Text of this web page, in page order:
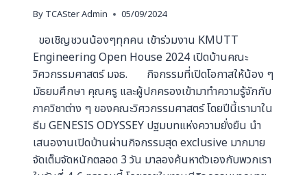
By TCASter Admin 05/09/2024
ขอเชิญชวนน้องๆทุกคน เข้าร่วมงาน KMUTT
Engineering Open House 2024 เปิดบ้านคณะ
วิศวกรรมศาสตร์ มจธ. กิจกรรมที่เปิดโอกาสให้น้อง ๆ
มัธยมศึกษา คุณครู และผู้ปกครองเข้ามาทำความรู้จักกับ
ภาควิชาต่าง ๆ ของคณะวิศวกรรมศาสตร์ โดยปีนี้เรามาใน
ธีม GENESIS ODYSSEY ปฐมบทแห่งความยั่งยืน นำ
เสนองานเปิดบ้านผ่านกิจกรรมสุด exclusive มากมาย
จัดเต็มจัดหนักตลอด 3 วัน มาลองค้นหาตัวเองกับพวกเรา